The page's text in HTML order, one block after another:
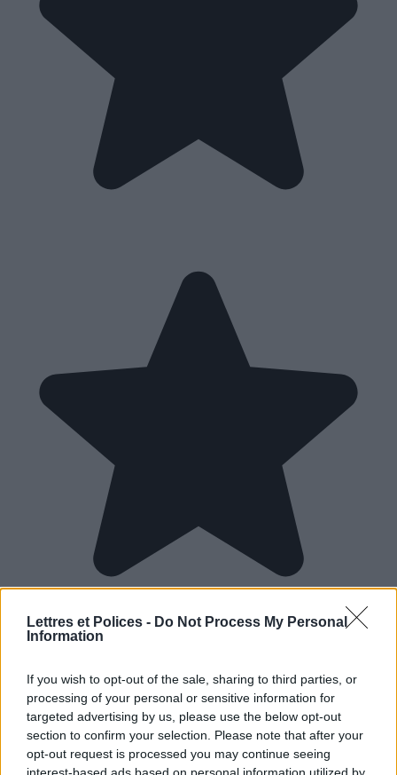
Lettres et Polices - Do Not Process My Personal
Information
If you wish to opt-out of the sale, sharing to third parties, or
processing of your personal or sensitive information for
targeted advertising by us, please use the below opt-out
section to confirm your selection. Please note that after your
opt-out request is processed you may continue seeing
interest-based ads based on personal information utilized by